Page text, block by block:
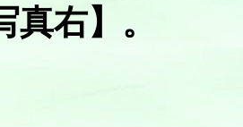
右】。